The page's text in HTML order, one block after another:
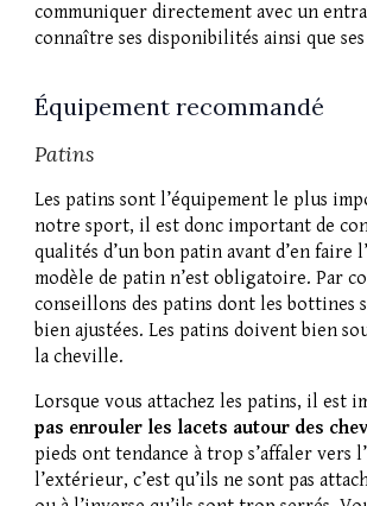
communiquer directement avec un
connaître ses disponibilités ainsi que
Équipement recommandé
Patins
Les patins sont l’équipement le plus
notre sport, il est donc important de
qualités d’un bon patin avant d’en faire
modèle de patin n’est obligatoire. Par
conseillons des patins dont les bottines
bien ajustées.Les patins doivent bien
la cheville.
Lorsque vous attachez les patins, il est
pas enrouler les lacets autour des
pieds ont tendance à trop s’affaler vers
l’extérieur, c’est qu’ils ne sont pas